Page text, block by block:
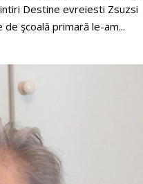
Destine evreiesti Zsuzsi
şcoală primară le-am...